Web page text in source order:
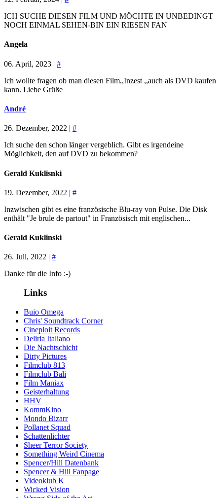
ICH SUCHE DIESEN FILM UND MÖCHTE IN UNBEDINGT
NOCH EINMAL SEHEN-BIN EIN RIESEN FAN
Angela
06. April, 2023 | #
Ich wollte fragen ob man diesen Film,,Inzest ,,auch als DVD kaufen
kann. Liebe Grüße
André
26. Dezember, 2022 | #
Ich suche den schon länger vergeblich. Gibt es irgendeine
Möglichkeit, den auf DVD zu bekommen?
Gerald Kuklisnki
19. Dezember, 2022 | #
Inzwischen gibt es eine französische Blu-ray von Pulse. Die Disk
enthält "Je brule de partout" in Französisch mit englischen...
Gerald Kuklinski
26. Juli, 2022 | #
Danke für die Info :-)
Links
Buio Omega
Chris' Soundtrack Corner
Cineploit Records
Deliria Italiano
Die Nachtschicht
Dirty Pictures
Filmclub 813
Filmclub Bali
Film Maniax
Geisterhaltung
HHV
KommKino
Mondo Bizarr
Pollanet Squad
Schattenlichter
Sheer Terror Society
Something Weird Cinema
Spencer/Hill Datenbank
Spencer & Hill Fanpage
Videoklub K
Wicked Vision